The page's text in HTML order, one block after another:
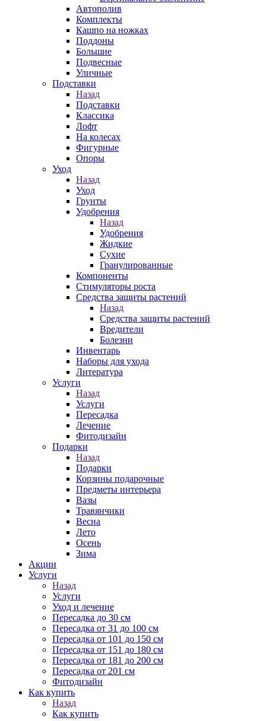
Автополив
Комплекты
Кашпо на ножках
Поддоны
Большие
Подвесные
Уличные
Подставки
Назад
Подставки
Классика
Лофт
На колесах
Фигурные
Опоры
Уход
Назад
Уход
Грунты
Удобрения
Назад
Удобрения
Жидкие
Сухие
Гранулированные
Компоненты
Стимуляторы роста
Средства защиты растений
Назад
Средства защиты растений
Вредители
Болезни
Инвентарь
Наборы для ухода
Литература
Услуги
Назад
Услуги
Пересадка
Лечение
Фитодизайн
Подарки
Назад
Подарки
Корзины подарочные
Предметы интерьера
Вазы
Травянчики
Весна
Лето
Осень
Зима
Акции
Услуги
Назад
Услуги
Уход и лечение
Пересадка до 30 см
Пересадка от 31 до 100 см
Пересадка от 101 до 150 см
Пересадка от 151 до 180 см
Пересадка от 181 до 200 см
Пересадка от 201 см
Фитодизайн
Как купить
Назад
Как купить